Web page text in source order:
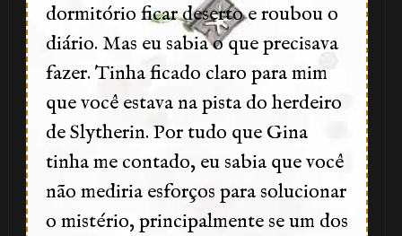
dormitório ficar deserto e roubou o
diário. Mas eu sabia o que precisava
fazer. Tinha ficado claro para mim
que você estava na pista do herdeiro
de Slytherin. Por tudo que Gina
tinha me contado, eu sabia que você
não mediria esforços para solucionar
o mistério, principalmente se um dos
⚡
1️⃣ 8️⃣